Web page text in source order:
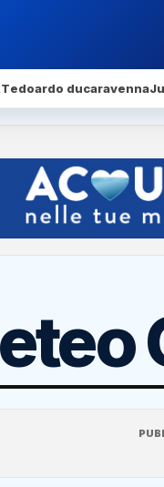
edoardo ducaravenna